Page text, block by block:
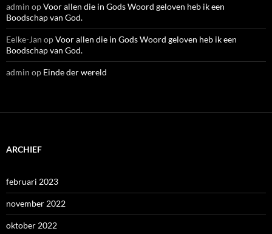
admin opVoor allen die in Gods Woord geloven heb ik een
Boodschap van God.
Eelke-Jan opVoor allen die in Gods Woord geloven heb ik een
Boodschap van God.
admin op Einde der wereld
ARCHIEF
februari 2023
november 2022
oktober 2022